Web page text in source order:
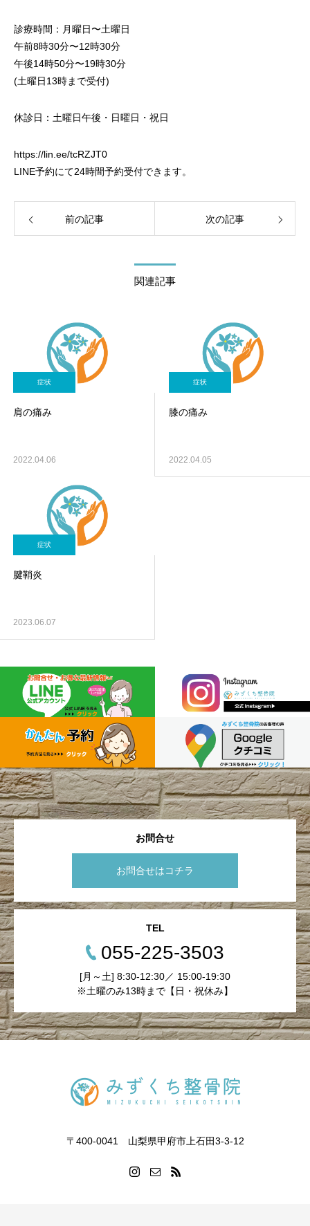
診療時間：月曜日〜土曜日
午前8時30分〜12時30分
午後14時50分〜19時30分
(土曜日13時まで受付)
休診日：土曜日午後・日曜日・祝日
https://lin.ee/tcRZJT0
LINE予約にて24時間予約受付できます。
前の記事 次の記事
関連記事
症状
肩の痛み
2022.04.06
症状
膝の痛み
2022.04.05
症状
腱鞘炎
2023.06.07
お問合せ
お問合せはコチラ
TEL
055-225-3503
[月～土] 8:30-12:30／ 15:00-19:30
※土曜のみ13時まで【日・祝休み】
〒400-0041 山梨県甲府市上石田3-3-12